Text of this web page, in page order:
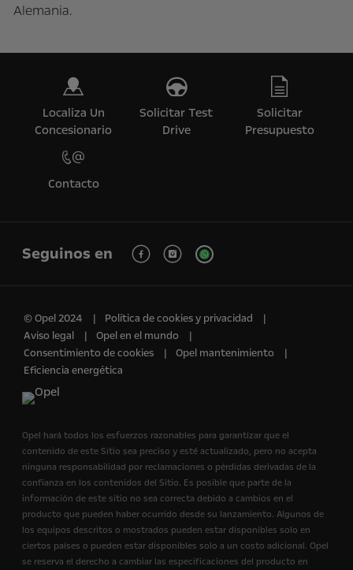
Alemania.
Localiza Un
Concesionario
Solicitar Test
Drive
Solicitar
Presupuesto
Contacto
Seguinos en
© Opel 2024
Política de cookies y privacidad
Aviso legal
Opel en el mundo
Consentimiento de cookies
Opel mantenimiento
Eficiencia energética
Opel hará todos los esfuerzos razonables para garantizar que el
contenido de este Sitio sea preciso y esté actualizado, pero no acepta
ninguna responsabilidad por reclamaciones o pérdidas derivadas de la
confianza en los contenidos del Sitio. Es posible que parte de la
información de este sitio no sea correcta debido a cambios en el
producto que pueden haber ocurrido desde su lanzamiento. Algunos de
los equipos descritos o mostrados pueden estar disponibles solo en
ciertos países o pueden estar disponibles solo a un costo adicional. Opel
se reserva el derecho a cambiar las especificaciones del producto en